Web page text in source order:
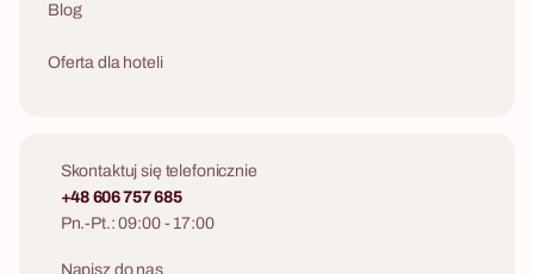
Blog
Oferta dla hoteli
Skontaktuj się telefonicznie
+48 606 757 685
Pn.-Pt.: 09:00 - 17:00
Napisz do nas